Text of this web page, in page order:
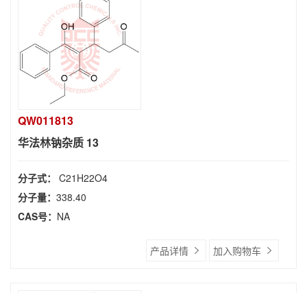
QW011813
华法林钠杂质 13
分子式： C21H22O4
分子量： 338.40
CAS号： NA
产品详情 加入购物车